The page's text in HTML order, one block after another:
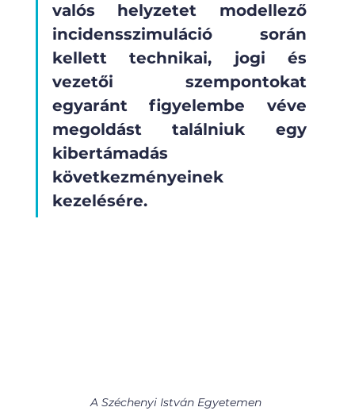
valós helyzetet modellező
incidensszimuláció során
kellett technikai, jogi és
vezetői szempontokat
egyaránt figyelembe véve
megoldást találniuk egy
kibertámadás
következményeinek
kezelésére.
A Széchenyi István Egyetemen